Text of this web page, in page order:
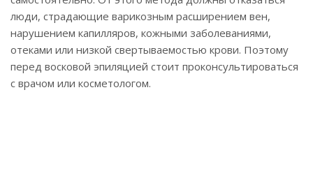
люди, страдающие варикозным расширением вен,
нарушением капилляров, кожными заболеваниями,
отеками или низкой свертываемостью крови. Поэтому
перед восковой эпиляцией стоит проконсультироваться
с врачом или косметологом.